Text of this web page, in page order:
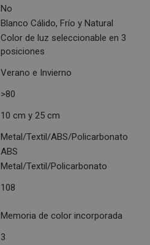
No
Blanco Cálido, Frío y Natural
Color de luz seleccionable en 3
posiciones
Verano e Invierno
>80
10 cm y 25 cm
Metal/Textil/ABS/Policarbonato
ABS
Metal/Textil/Policarbonato
108
Memoria de color incorporada
3